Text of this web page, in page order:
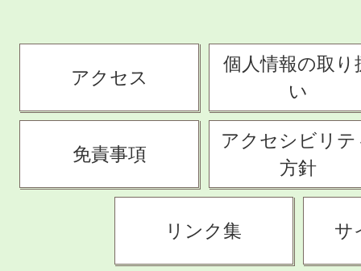
アクセス
個人情報の取り
い
免責事項
アクセシビリテ
方針
リンク集 サ